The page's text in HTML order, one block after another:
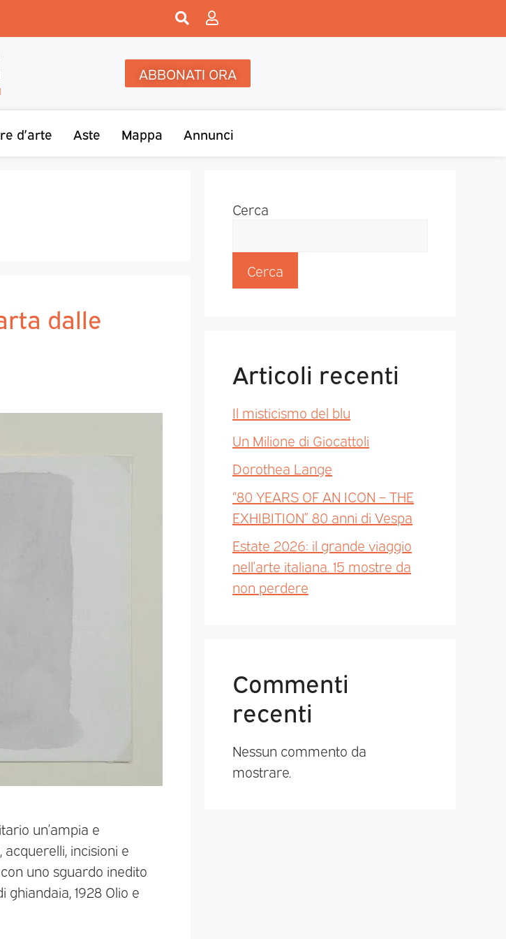
ABBONATI ORA
d’arte Aste Mappa Annunci
dalle
un’ampia e
incisioni e
uno sguardo inedito
1928 Olio e
Cerca
Cerca
Articoli recenti
Il misticismo del blu
Un Milione di Giocattoli
Dorothea Lange
“80 YEARS OF AN ICON – THE
EXHIBITION” 80 anni di Vespa
Estate 2026: il grande viaggio
nell’arte italiana. 15 mostre da
non perdere
Commenti
recenti
Nessun commento da
mostrare.